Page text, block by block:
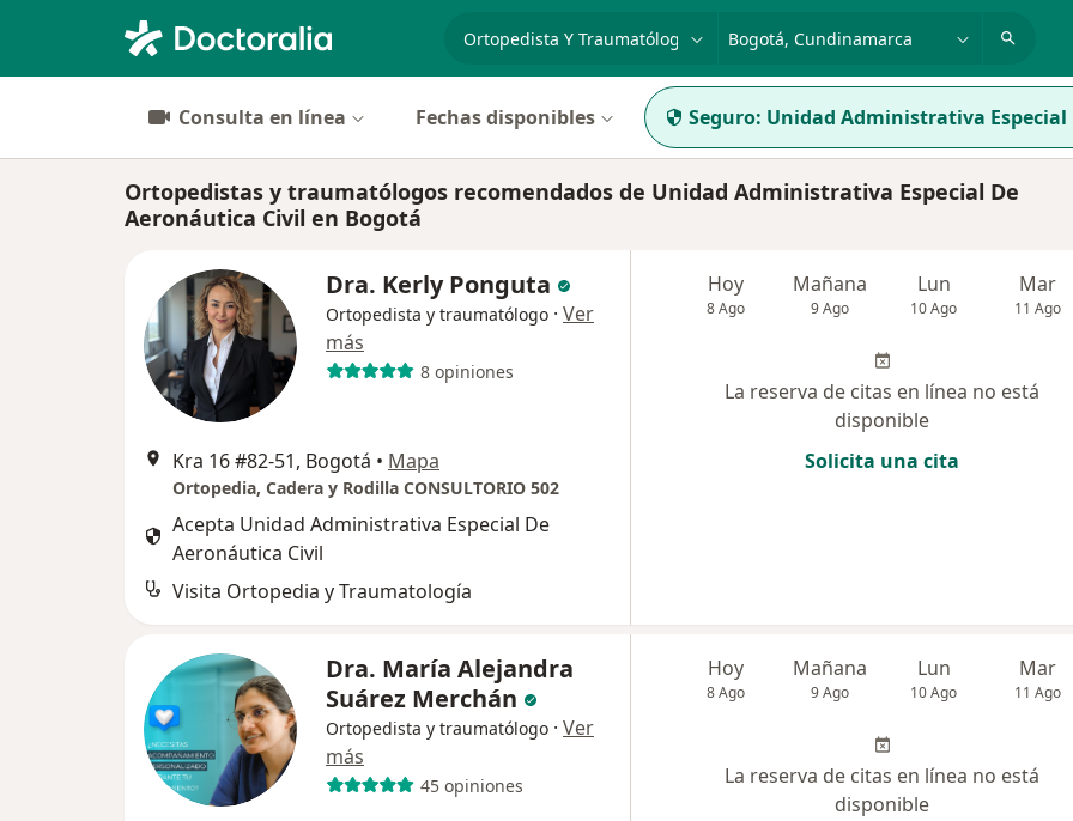
especialidad, enfermedad o nombre
p. ej. Bogotá
Consulta en línea Fechas disponibles Seguro: Unidad Administrativa Especial
Ortopedistas y traumatólogos recomendados de Unidad Administrativa Especial De
Aeronáutica Civil en Bogotá
Dra. Kerly Ponguta
Ortopedista y traumatólogo · Ver
más
8 opiniones
Kra 16 #82-51, Bogotá • Mapa
Ortopedia, Cadera y Rodilla CONSULTORIO 502
Acepta Unidad Administrativa Especial De
Aeronáutica Civil
Visita Ortopedia y Traumatología
Hoy
8 Ago
Mañana
9 Ago
Lun
10 Ago
Mar
11 Ago
La reserva de citas en línea no está
disponible
Solicita una cita
Dra. María Alejandra
Suárez Merchán
Ortopedista y traumatólogo · Ver
más
45 opiniones
Hoy
8 Ago
Mañana
9 Ago
Lun
10 Ago
Mar
11 Ago
La reserva de citas en línea no está
disponible